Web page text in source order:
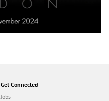
Get Connected
Jobs